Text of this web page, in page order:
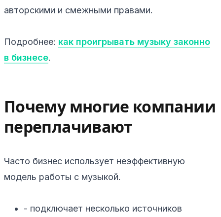
авторскими и смежными правами.
Подробнее: как проигрывать музыку законно
в бизнесе.
Почему многие компании
переплачивают
Часто бизнес использует неэффективную
модель работы с музыкой.
- подключает несколько источников